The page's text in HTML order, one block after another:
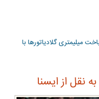
میلیمتری گلادیاتورها با
نقل از ایسنا